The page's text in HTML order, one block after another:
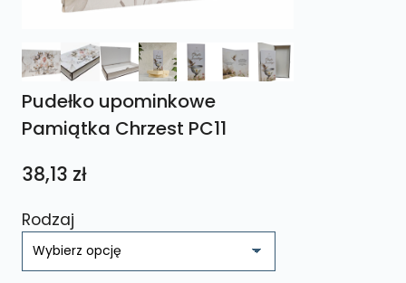
Pudełko upominkowe
Pamiątka Chrzest PC11
38,13 zł
Rodzaj